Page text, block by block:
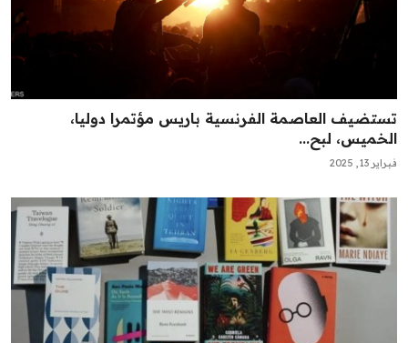
تستضيف العاصمة الفرنسية باريس مؤتمرا دوليا،
الخميس، لبح...
فبراير 13, 2025